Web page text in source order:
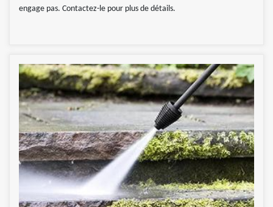
engage pas. Contactez-le pour plus de détails.